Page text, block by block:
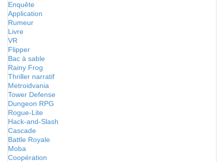
Enquête
Application
Rumeur
Livre
VR
Flipper
Bac à sable
Rainy Frog
Thriller narratif
Metroidvania
Tower Defense
Dungeon RPG
Rogue-Lite
Hack-and-Slash
Cascade
Battle Royale
Moba
Coopération